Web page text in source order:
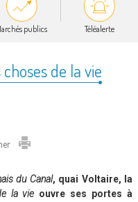
publics Téléalerte
de la vie
du Canal, quai Voltaire, la
la vie ouvre ses portes à